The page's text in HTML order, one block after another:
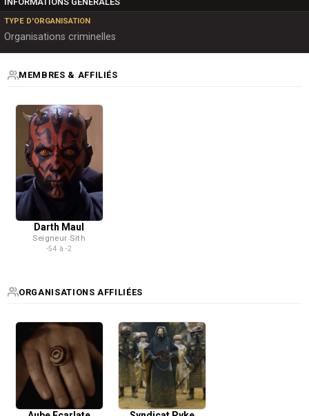
TYPE D'ORGANISATION
Organisations criminelles
MEMBRES & AFFILIÉS
Darth Maul
Seigneur Sith
-54 à -2
ORGANISATIONS AFFILIÉES